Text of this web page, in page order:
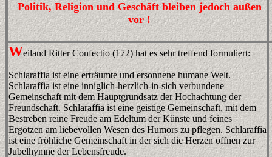
Politik, Religion und Geschäft bleiben jedoch außen
vor !
Weiland Ritter Confectio (172) hat es sehr treffend formuliert:
Schlaraffia ist eine erträumte und ersonnene humane Welt.
Schlaraffia ist eine inniglich-herzlich-in-sich verbundene
Gemeinschaft mit dem Hauptgrundsatz der Hochachtung der
Freundschaft. Schlaraffia ist eine geistige Gemeinschaft, mit dem
Bestreben reine Freude am Edeltum der Künste und feines
Ergötzen am liebevollen Wesen des Humors zu pflegen. Schlaraffia
ist eine fröhliche Gemeinschaft in der sich die Herzen öffnen zur
Jubelhymne der Lebensfreude.